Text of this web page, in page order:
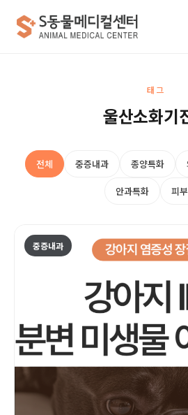
태그
울산소화기
전체 중증내과 종양특화
안과특화 피
중증내과